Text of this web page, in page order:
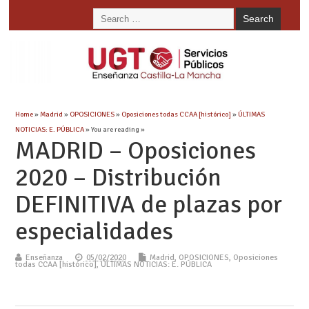
Home»Madrid » OPOSICIONES» Oposiciones todas CCAA [histórico] »ÚLTIMAS
NOTICIAS: E. PÚBLICA» You are reading »
MADRID – Oposiciones
2020 – Distribución
DEFINITIVA de plazas por
especialidades
Enseñanza 05/02/2020 Madrid, OPOSICIONES, Oposiciones
todas CCAA [histórico],ÚLTIMAS NOTICIAS: E. PÚBLICA